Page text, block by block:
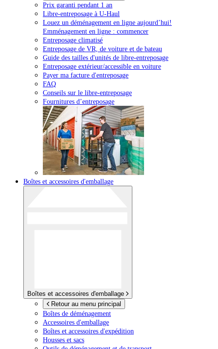
Prix garanti pendant 1 an
Libre-entreposage à U-Haul
Louez un déménagement en ligne aujourd’hui!
Emménagement en ligne : commencer
Entreposage climatisé
Entreposage de VR, de voiture et de bateau
Guide des tailles d'unités de libre-entreposage
Entreposage extérieur/accessible en voiture
Payer ma facture d'entreposage
FAQ
Conseils sur le libre-entreposage
Fournitures d’entreposage
Boîtes et accessoires d'emballage
Boîtes et accessoires d'emballage
Retour au menu principal
Boîtes de déménagement
Accessoires d'emballage
Boîtes et accessoires d'expédition
Housses et sacs